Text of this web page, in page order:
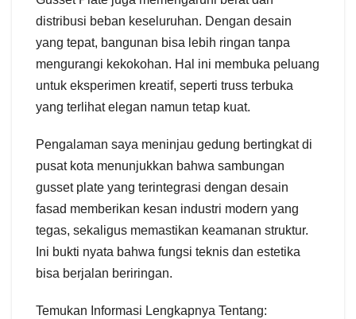
distribusi beban keseluruhan. Dengan desain
yang tepat, bangunan bisa lebih ringan tanpa
mengurangi kekokohan. Hal ini membuka peluang
untuk eksperimen kreatif, seperti truss terbuka
yang terlihat elegan namun tetap kuat.
Pengalaman saya meninjau gedung bertingkat di
pusat kota menunjukkan bahwa sambungan
gusset plate yang terintegrasi dengan desain
fasad memberikan kesan industri modern yang
tegas, sekaligus memastikan keamanan struktur.
Ini bukti nyata bahwa fungsi teknis dan estetika
bisa berjalan beriringan.
Temukan Informasi Lengkapnya Tentang: